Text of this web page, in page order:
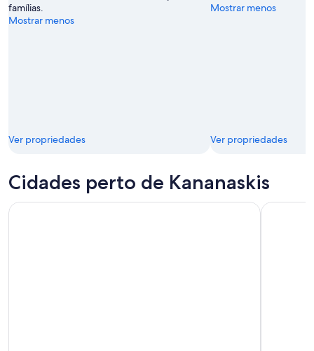
famílias.
Mostrar menos
Ver propriedades
Mostrar menos
Ver propriedades
Cidades perto de Kananaskis